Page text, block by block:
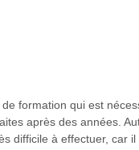
formation qui est
après des années.
difficile à effectuer, car